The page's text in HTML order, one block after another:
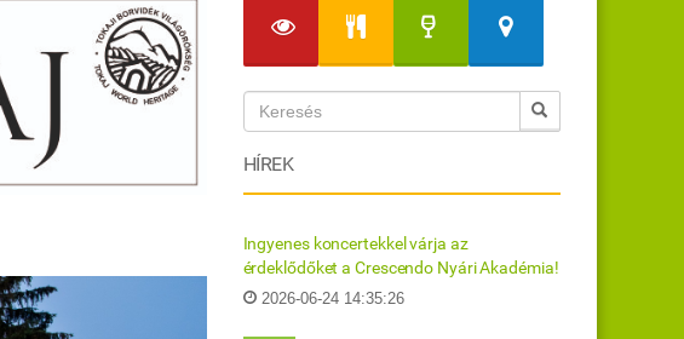
HÍREK
Ingyenes koncertekkel várja az
érdeklődőket a Crescendo Nyári Akadémia!
2026-06-24 14:35:26